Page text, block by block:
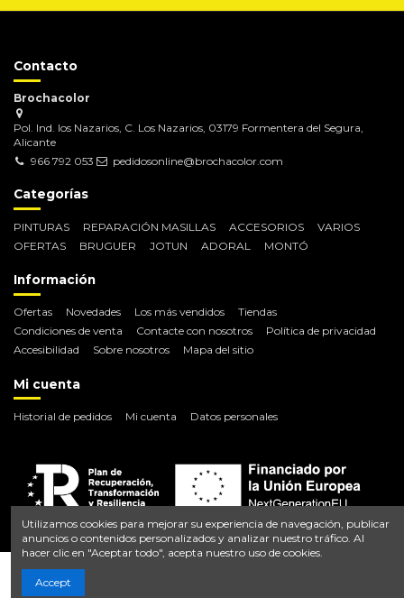
Contacto
Brochacolor
Pol. Ind. los Nazarios, C. Los Nazarios, 03179 Formentera del Segura,
Alicante
966 792 053
pedidosonline@brochacolor.com
Categorías
PINTURAS REPARACIÓN MASILLAS ACCESORIOS
VARIOS
OFERTAS
BRUGUER JOTUN ADORAL MONTÓ
Información
Ofertas Novedades Los más vendidos
Tiendas
Condiciones de venta
Contacte con nosotros
Política de privacidad
Accesibilidad
Sobre nosotros Mapa del sitio
Mi cuenta
Historial de pedidos Mi cuenta Datos personales
Utilizamos cookies para mejorar su experiencia de navegación, publicar
anuncios o contenidos personalizados y analizar nuestro tráfico. Al
hacer clic en "Aceptar todo", acepta nuestro uso de cookies.
Accept